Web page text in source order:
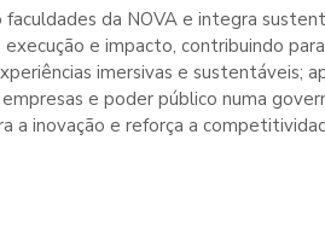
da NOVA e integra
e impacto, contribuindo
imersivas e sustentáveis;
e poder público numa
a inovação e reforça a